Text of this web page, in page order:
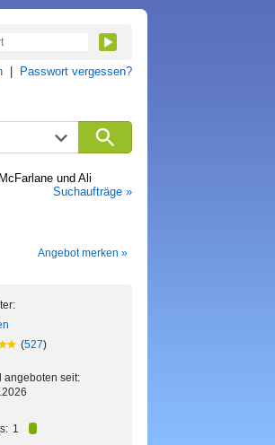
Passwort vergessen?
und Ali
Suchaufträge »
Angebot merken »
(527)
angeboten seit:
1